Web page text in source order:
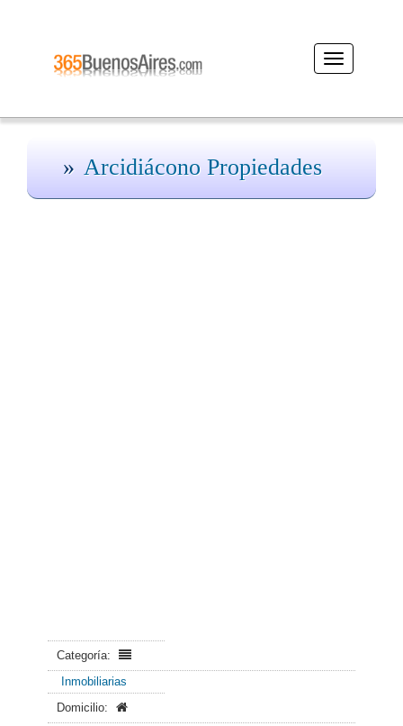
Desplegar
navegación
Arcidiácono Propiedades
Categoría:
Inmobiliarias
Domicilio: